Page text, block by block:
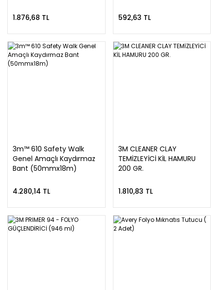
1.876,68 TL 592,63 TL
3m™ 610 Safety Walk
Genel Amaçlı Kaydırmaz
Bant (50mmx18m)
4.280,14 TL
3M CLEANER CLAY
TEMİZLEYİCİ KİL HAMURU
200 GR.
1.810,83 TL